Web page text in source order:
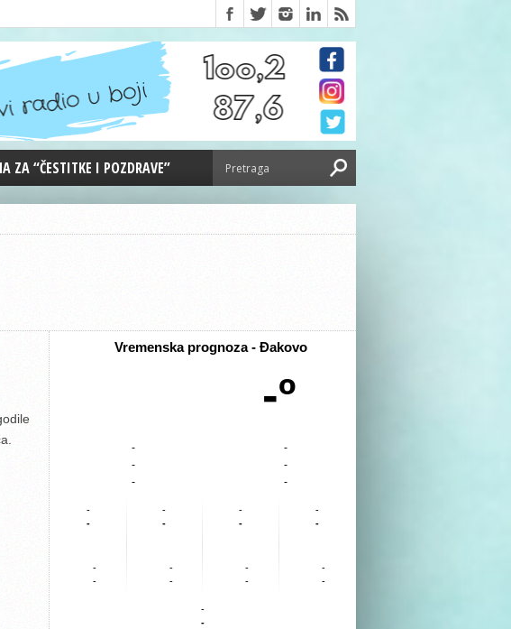
ZA “ČESTITKE I POZDRAVE”
Vremenska prognoza - Đakovo
-º
-
-
-
-
-
-
-
-
-
-
-
-
-
-
-
-
-
-
-
-
-
-
-
-